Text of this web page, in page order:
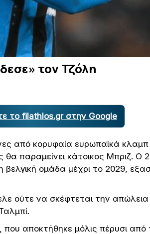
τον Τζόλη
το filathlos.gr στην Google
από κορυφαία ευρωπαϊκά
θα παραμείνει κάτοικος Μπριζ.
βελγική ομάδα μέχρι το 2029,
ούτε να σκέφτεται την
που αποκτήθηκε μόλις πέρυσι